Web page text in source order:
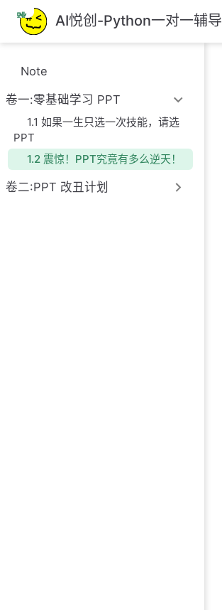
跳
至
主
內
AI悦创-Python一对一辅导
Note
卷一:零基础学习 PPT
1.1 如果一生只选一次技能，请选
PPT
1.2 震惊！PPT究竟有多么逆天！
卷二:PPT 改丑计划